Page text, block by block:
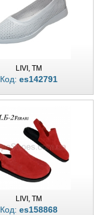
LIVI, TM
Код: es142791
LIVI, TM
Код: es158868